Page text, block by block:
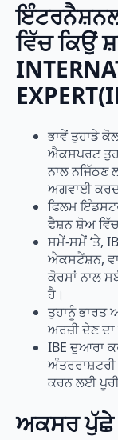
ਵਿੱਚ ਕਿਉਂ
ਭਾਵੇਂ ਤੁਹਾਡੇ
ਐਕਸਪਰਟ
ਨਾਲ ਨਜਿੱਠਣ
ਅਗਵਾਈ
ਫਿਲਮ
ਫੈਸ਼ਨ ਸ਼ੋਅ ਵਿੱਚ
ਸਮੇਂ-ਸਮੇਂ ‘ਤੇ,
ਐਕਸਟੈਂਸ਼ਨ,
ਕੋਰਸਾਂ ਨਾਲ
ਹੈ।
ਤੁਹਾਨੂੰ ਭਾਰਤ
ਅਰਜ਼ੀ ਦੇਣ ਦਾ
IBE ਦੁਆਰਾ
ਕਰਨ ਲਈ
ਅਕਸਰ ਪੁੱਛੇ